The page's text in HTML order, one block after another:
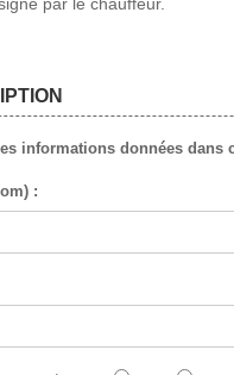
informations données
: